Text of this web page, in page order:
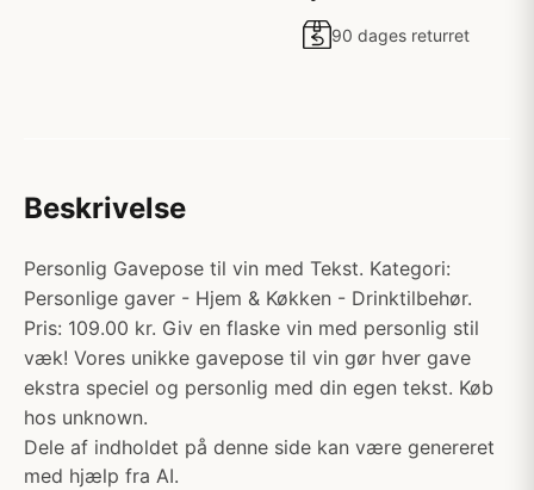
90 dages returret
Beskrivelse
Personlig Gavepose til vin med Tekst. Kategori:
Personlige gaver - Hjem & Køkken - Drinktilbehør.
Pris: 109.00 kr. Giv en flaske vin med personlig stil
væk! Vores unikke gavepose til vin gør hver gave
ekstra speciel og personlig med din egen tekst. Køb
hos unknown.
Dele af indholdet på denne side kan være genereret
med hjælp fra AI.